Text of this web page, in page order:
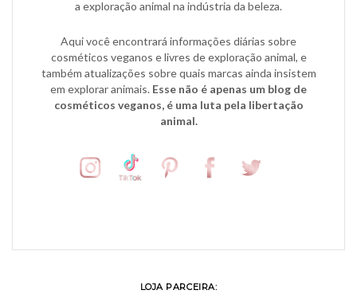
a exploração animal na indústria da beleza.
Aqui você encontrará informações diárias sobre
cosméticos veganos e livres de exploração animal, e
também atualizações sobre quais marcas ainda insistem
em explorar animais. Esse não é apenas um blog de
cosméticos veganos, é uma luta pela libertação
animal.
LOJA PARCEIRA: